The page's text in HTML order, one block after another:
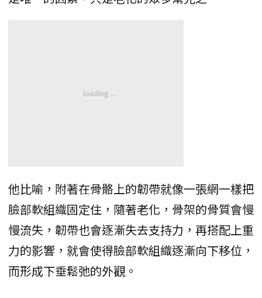
他比喻，附著在骨骼上的韌帶就像一張網一樣把
臉部軟組織固定住，隨著老化，骨架的骨質會慢
慢流失，韌帶也會逐漸失去支持力，再搭配上重
力的影響，就會使得臉部軟組織逐漸向下移位，
而形成下垂鬆弛的外觀。